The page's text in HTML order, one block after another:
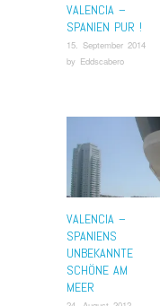
VALENCIA –
SPANIEN PUR !
15. September 2014
by Eddscabero
VALENCIA –
SPANIENS
UNBEKANNTE
SCHÖNE AM
MEER